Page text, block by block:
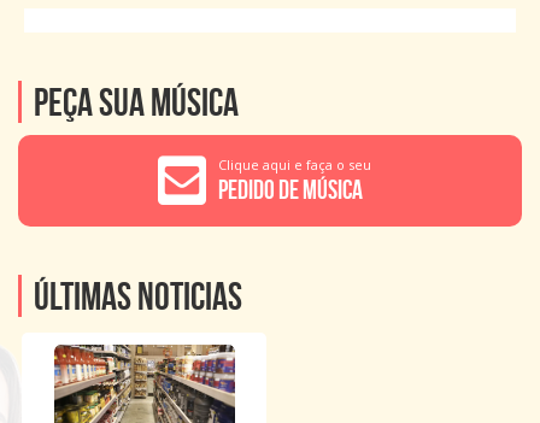
Peça sua música
Clique aqui e faça o seu
Pedido de Música
Últimas noticias